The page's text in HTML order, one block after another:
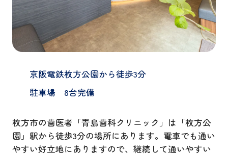
京阪電鉄枚方公園から徒歩3分
駐車場 8台完備
枚方市の歯医者「青島歯科クリニック」は「枚方公
園」駅から徒歩3分の場所にあります。電車でも通い
やすい好立地にありますので、継続して通いやすい